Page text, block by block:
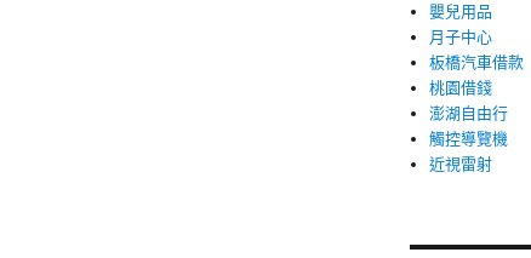
嬰兒用品
月子中心
板橋汽車借款
桃園借錢
澎湖自由行
觸控導覽機
近視雷射